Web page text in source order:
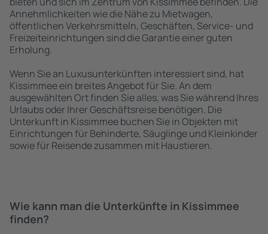
Annehmlichkeiten wie die Nähe zu Mietwagen,
öffentlichen Verkehrsmitteln, Geschäften, Service- und
Freizeiteinrichtungen sind die Garantie einer guten
Erholung.
Wenn Sie an Luxusunterkünften interessiert sind, hat
Kissimmee ein breites Angebot für Sie. An dem
ausgewählten Ort finden Sie alles, was Sie während Ihres
Urlaubs oder Ihrer Geschäftsreise benötigen. Die
Unterkunft in Kissimmee buchen Sie in Objekten mit
Einrichtungen für Behinderte, Säuglinge und Kleinkinder
sowie für Reisende zusammen mit Haustieren.
Wie kann man die Unterkünfte in Kissimmee
finden?